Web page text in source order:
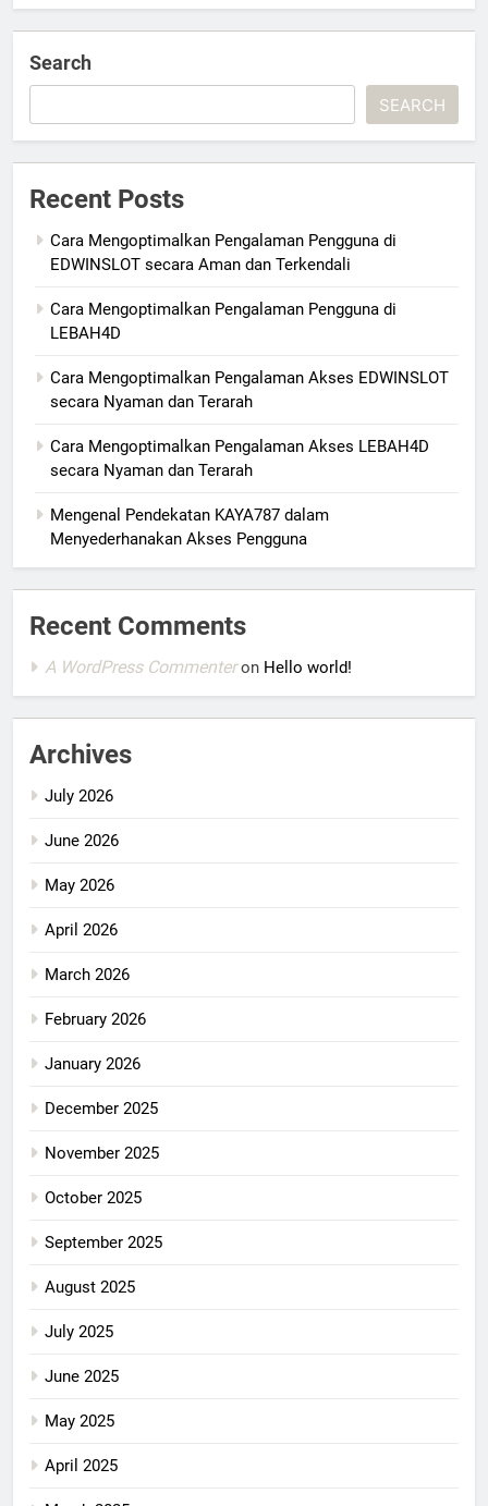
Search
SEARCH
Recent Posts
Cara Mengoptimalkan Pengalaman Pengguna di
EDWINSLOT secara Aman dan Terkendali
Cara Mengoptimalkan Pengalaman Pengguna di
LEBAH4D
Cara Mengoptimalkan Pengalaman Akses EDWINSLOT
secara Nyaman dan Terarah
Cara Mengoptimalkan Pengalaman Akses LEBAH4D
secara Nyaman dan Terarah
Mengenal Pendekatan KAYA787 dalam
Menyederhanakan Akses Pengguna
Recent Comments
A WordPress Commenteron Hello world!
Archives
July 2026
June 2026
May 2026
April 2026
March 2026
February 2026
January 2026
December 2025
November 2025
October 2025
September 2025
August 2025
July 2025
June 2025
May 2025
April 2025